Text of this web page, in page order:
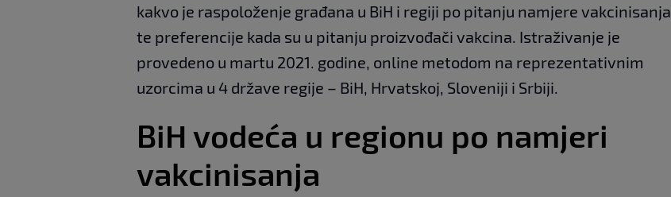
kakvo je raspoloženje građana u BiH i regiji po pitanju namjere vakcinisanja
te preferencije kada su u pitanju proizvođači vakcina. Istraživanje je
provedeno u martu 2021. godine, online metodom na reprezentativnim
uzorcima u 4 države regije – BiH, Hrvatskoj, Sloveniji i Srbiji.
BiH vodeća u regionu po namjeri
vakcinisanja